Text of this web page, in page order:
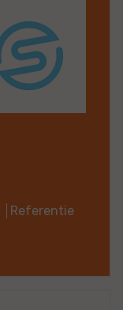
Referentie